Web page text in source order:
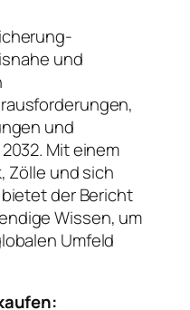
und
und
Mit einem
Zölle und sich
der Bericht
Wissen, um
Umfeld